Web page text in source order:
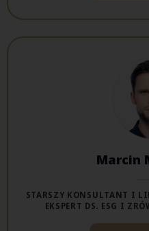
Marcin
STARSZY KONSULTANT I
EKSPERT DS. ESG I